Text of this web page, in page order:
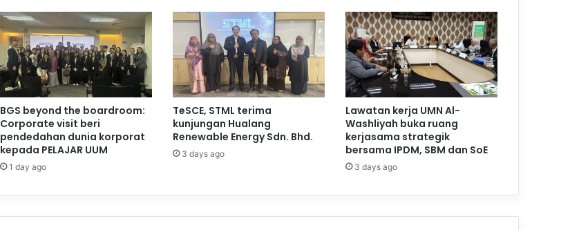
BGS beyond the boardroom:
Corporate visit beri
pendedahan dunia korporat
kepada PELAJAR UUM
1 day ago
TeSCE, STML terima
kunjungan Hualang
Renewable Energy Sdn. Bhd.
3 days ago
Lawatan kerja UMN Al-
Washliyah buka ruang
kerjasama strategik
bersama IPDM, SBM dan SoE
3 days ago